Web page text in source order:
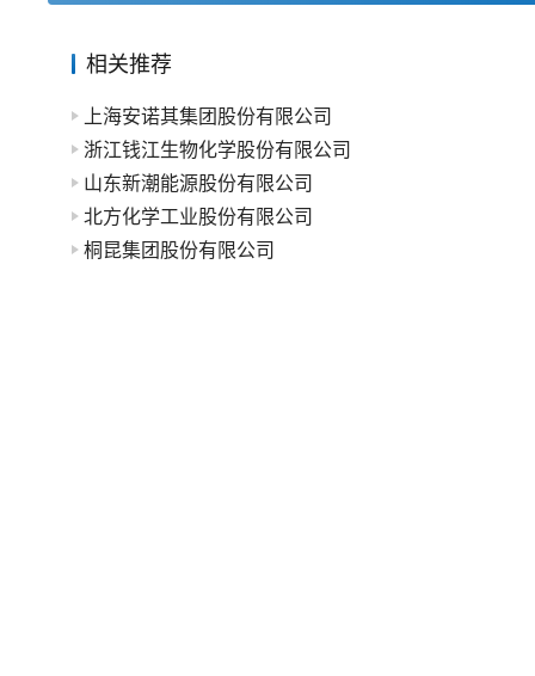
相关推荐
上海安诺其集团股份有限公司
浙江钱江生物化学股份有限公司
山东新潮能源股份有限公司
北方化学工业股份有限公司
桐昆集团股份有限公司